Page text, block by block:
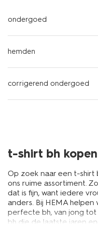
ondergoed
hemden
corrigerend ondergoed
t-shirt bh
Op zoek naar een t-shirt
ons ruime assortiment.
dat is fijn, want iedere
anders. Bij HEMA
perfecte bh, van jong
bh die de laatste jaren
bh. Deze heeft gladde,